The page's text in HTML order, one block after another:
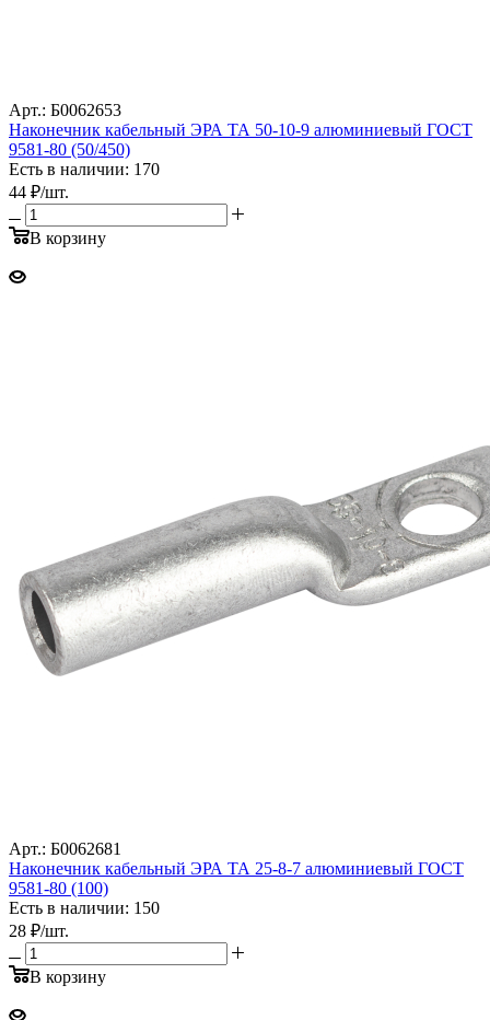
Арт.: Б0062653
Наконечник кабельный ЭРА ТА 50-10-9 алюминиевый ГОСТ
9581-80 (50/450)
Есть в наличии: 170
44 ₽/шт.
В корзину
Арт.: Б0062681
Наконечник кабельный ЭРА ТА 25-8-7 алюминиевый ГОСТ
9581-80 (100)
Есть в наличии: 150
28 ₽/шт.
В корзину